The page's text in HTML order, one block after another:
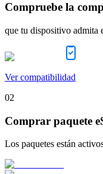
Compruebe la
que tu dispositivo admita
Ver compatibilidad
02
Comprar paquete
Los paquetes están